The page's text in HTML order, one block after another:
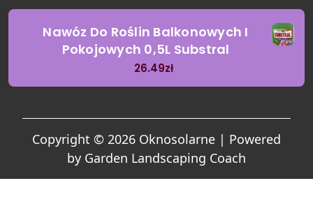
Nawóz Do Roślin Balkonowych I
Pokojowych 0,5L Substral
26.49zł
Copyright © 2026 Oknosolarne | Powered
by Garden Landscaping Coach